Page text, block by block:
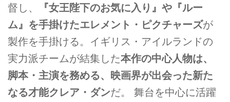
督し、
『女王陛下のお気に入り』や『ルー
ム』を手掛けたエレメント・ピクチャーズが
製作を手掛ける。イギリス・アイルランドの
実力派チームが結集した本作の中心人物は、
脚本・主演を務める、映画界が出会った新た
なる才能クレア・ダンだ。 舞台を中心に活躍